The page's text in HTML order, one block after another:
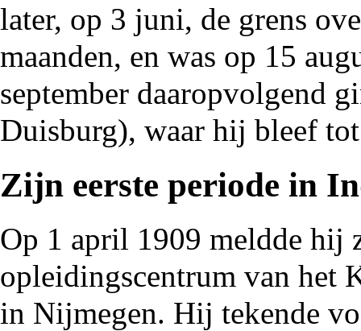
later, op 3 juni, de grens
maanden, en was op 15
september daaropvolgend
Duisburg), waar hij bleef
Zijn eerste periode in
Op 1 april 1909 meldde hij
opleidingscentrum van het
in Nijmegen. Hij tekende